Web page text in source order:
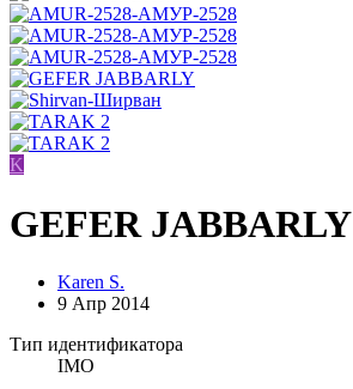
K
GEFER JABBARLY
Karen S.
9 Апр 2014
Тип идентификатора
IMO